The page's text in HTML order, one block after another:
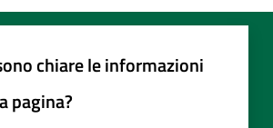
chiare le informazioni
pagina?